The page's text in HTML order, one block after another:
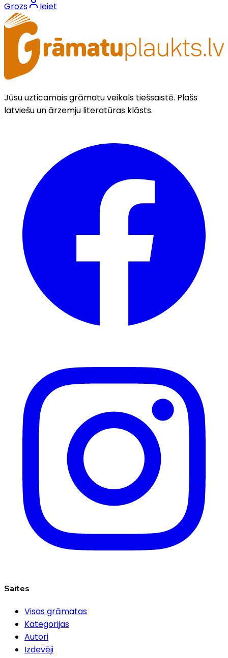
Grozs Ieiet
Jūsu uzticamais grāmatu veikals tiešsaistē. Plašs
latviešu un ārzemju literatūras klāsts.
Saites
Visas grāmatas
Kategorijas
Autori
Izdevēji